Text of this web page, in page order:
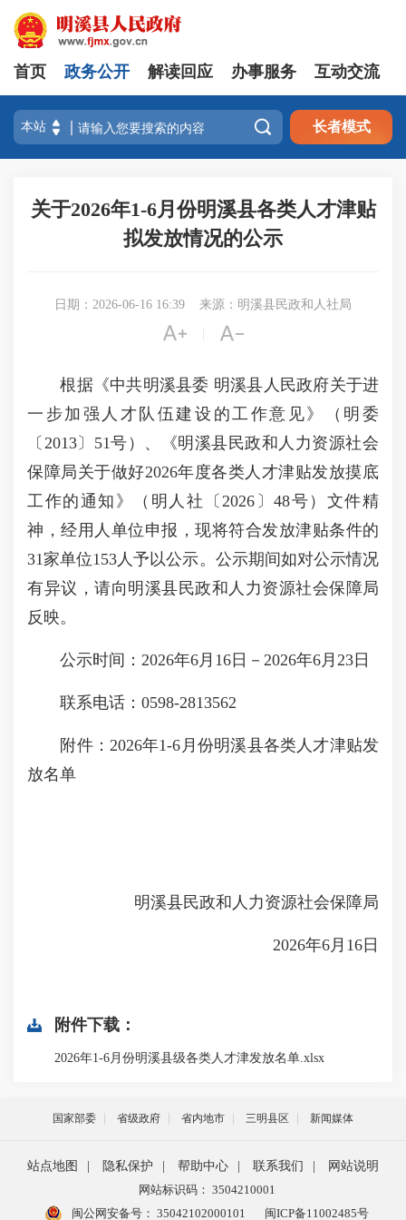
首页 政务公开 解读回应 办事服务 互动交流
 长者模式
关于2026年1-6月份明溪县各类人才津贴
拟发放情况的公示
日期：2026-06-16 16:39 来源：明溪县民政和人社局
 
根据《中共明溪县委 明溪县人民政府关于进
一步加强人才队伍建设的工作意见》（明委
〔2013〕51号）、《明溪县民政和人力资源社会
保障局关于做好2026年度各类人才津贴发放摸底
工作的通知》（明人社〔2026〕48号）文件精
神，经用人单位申报，现将符合发放津贴条件的
31家单位153人予以公示。公示期间如对公示情况
有异议，请向明溪县民政和人力资源社会保障局
反映。
公示时间：2026年6月16日－2026年6月23日
联系电话：0598-2813562
附件：2026年1-6月份明溪县各类人才津贴发
放名单
明溪县民政和人力资源社会保障局
2026年6月16日
附件下载：
2026年1-6月份明溪县级各类人才津发放名单.xlsx
国家部委 省级政府 省内地市 三明县区 新闻媒体
站点地图 隐私保护 帮助中心 联系我们
网站说明
网站标识码： 3504210001
闽公网安备号： 35042102000101 闽ICP备11002485号